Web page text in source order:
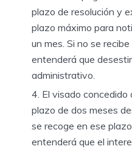
plazo de resolución y
plazo máximo para
un mes. Si no se
entenderá que
administrativo.
El visado concedido
plazo de dos meses
se recoge en ese
entenderá que el